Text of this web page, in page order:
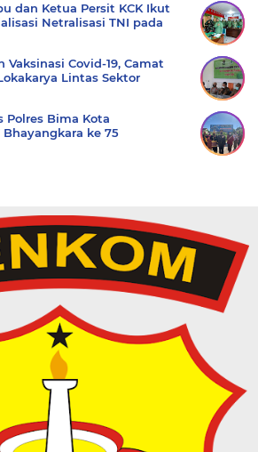
dan Ketua Persit KCK Ikut
Netralisasi TNI pada
Vaksinasi Covid-19, Camat
Lintas Sektor
Polres Bima Kota
ke 75